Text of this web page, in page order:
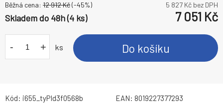
Běžná cena: 12 912Kč(-45%) 5 827 Kč bez DPH
Skladem do 48h (4 ks) 7 051 Kč
- + ks Do košíku
Kód: i655_tyPId3f0568b EAN: 8019227377293